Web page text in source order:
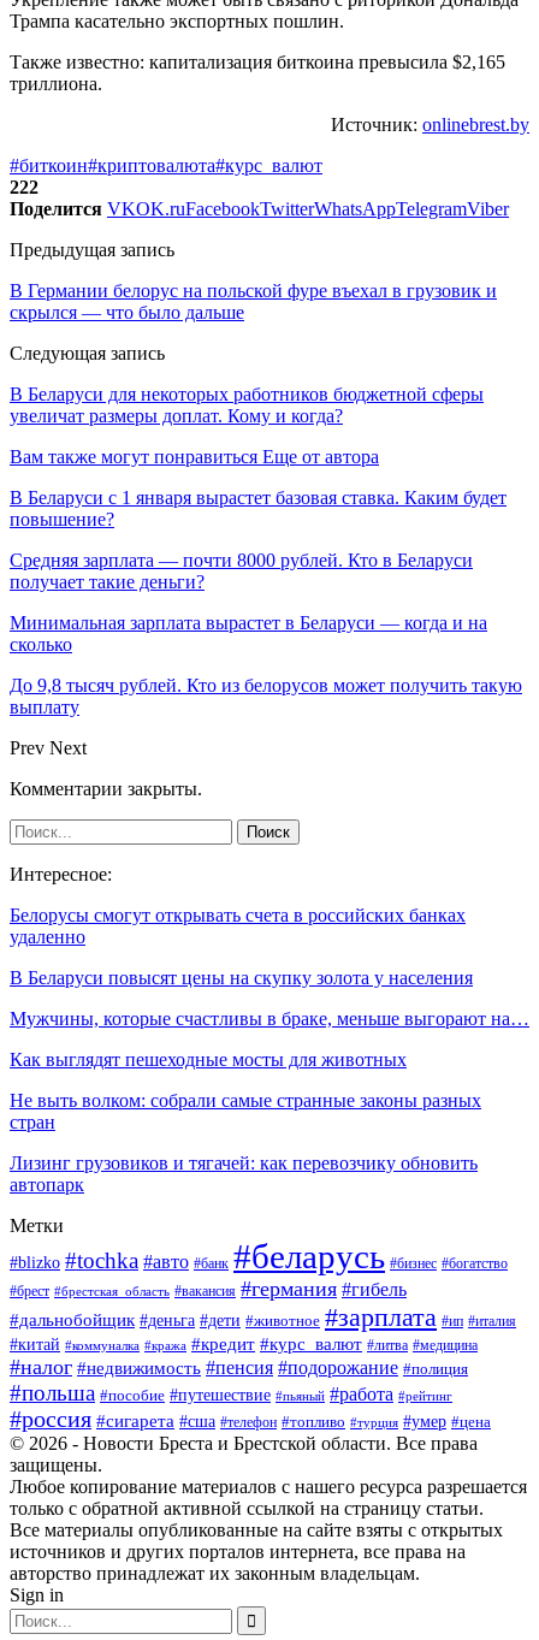
Трампа касательно экспортных пошлин.
Также известно: капитализация биткоина превысила $2,165
триллиона.
Источник: onlinebrest.by
#биткоин#криптовалюта#курс_валют
222
Поделится VKOK.ruFacebookTwitterWhatsAppTelegramViber
Предыдущая запись
В Германии белорус на польской фуре въехал в грузовик и
скрылся — что было дальше
Следующая запись
В Беларуси для некоторых работников бюджетной сферы
увеличат размеры доплат. Кому и когда?
Вам также могут понравиться Еще от автора
В Беларуси с 1 января вырастет базовая ставка. Каким будет
повышение?
Средняя зарплата — почти 8000 рублей. Кто в Беларуси
получает такие деньги?
Минимальная зарплата вырастет в Беларуси — когда и на
сколько
До 9,8 тысяч рублей. Кто из белорусов может получить такую
выплату
Prev Next
Комментарии закрыты.
Интересное:
Белорусы смогут открывать счета в российских банках
удаленно
В Беларуси повысят цены на скупку золота у населения
Мужчины, которые счастливы в браке, меньше выгорают на…
Как выглядят пешеходные мосты для животных
Не выть волком: собрали самые странные законы разных
стран
Лизинг грузовиков и тягачей: как перевозчику обновить
автопарк
Метки
#blizko #tochka #авто #банк #беларусь #бизнес #богатство
#брест #брестская_область #вакансия #германия #гибель
#дальнобойщик #деньга #дети #животное #зарплата #ип #италия
#китай #коммуналка #кража #кредит #курс_валют #литва #медицина
#налог #недвижимость #пенсия #подорожание #полиция
#польша #пособие #путешествие #пьяный #работа #рейтинг
#россия #сигарета #сша #телефон #топливо #турция #умер #цена
© 2026 - Новости Бреста и Брестской области. Все права
защищены.
Любое копирование материалов с нашего ресурса разрешается
только с обратной активной ссылкой на страницу статьи.
Все материалы опубликованные на сайте взяты с открытых
источников и других порталов интернета, все права на
авторство принадлежат их законным владельцам.
Sign in